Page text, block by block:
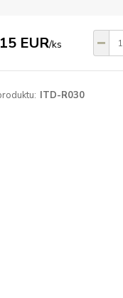
EUR/ks
ITD-R030